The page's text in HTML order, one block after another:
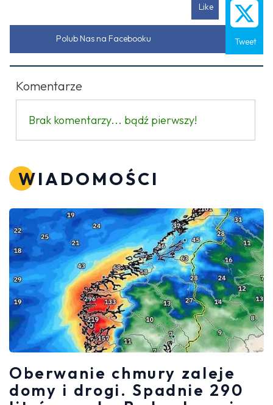
Like
Tweet
Polub Nas na Facebooku
Komentarze
Brak komentarzy... bądź pierwszy!
WIADOMOŚCI
Oberwanie chmury zaleje
domy i drogi. Spadnie 290